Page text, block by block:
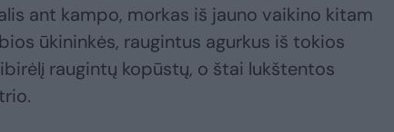
ant kampo, morkas iš jauno vaikino kitam
ūkininkės, raugintus agurkus iš tokios
raugintų kopūstų, o štai lukštentos